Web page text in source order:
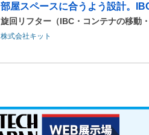
部屋スペースに合うよう設計。
旋回リフター（IBC・コンテナの移動
株式会社キット